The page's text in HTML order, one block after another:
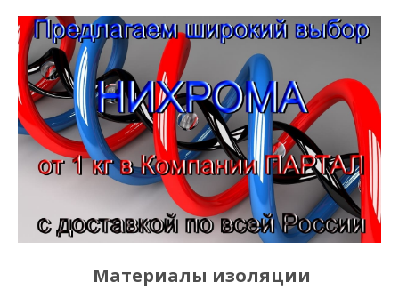
Материалы изоляции